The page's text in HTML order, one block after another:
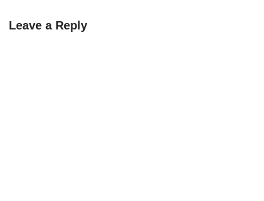
Leave a Reply